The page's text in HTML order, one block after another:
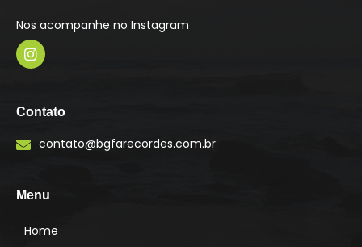
Nos acompanhe no Instagram
s
t
a
g
m
Contato
contato@bgfarecordes.com.br
Menu
Home